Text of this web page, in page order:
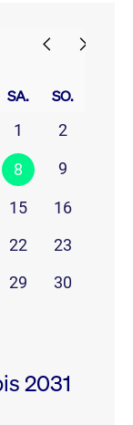
SA. SO.
1
2
8 9
15
16
22
23
29
30
2031